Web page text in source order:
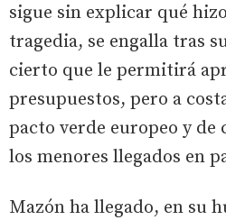
sigue sin explicar qué
tragedia, se engalla tras
cierto que le permitirá
presupuestos, pero a
pacto verde europeo y de
los menores llegados en
Mazón ha llegado, en su